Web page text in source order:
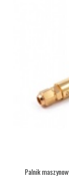
Palnik